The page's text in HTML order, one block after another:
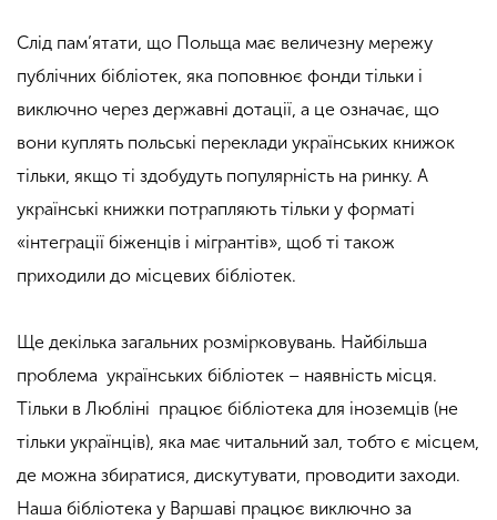
Слід пам’ятати, що Польща має величезну мережу
публічних бібліотек, яка поповнює фонди тільки і
виключно через державні дотації, а це означає, що
вони куплять польські переклади українських книжок
тільки, якщо ті здобудуть популярність на ринку. А
українські книжки потрапляють тільки у форматі
«інтеграції біженців і мігрантів», щоб ті також
приходили до місцевих бібліотек.
Ще декілька загальних розмірковувань. Найбільша
проблема українських бібліотек – наявність місця.
Тільки в Любліні працює бібліотека для іноземців (не
тільки українців), яка має читальний зал, тобто є місцем,
де можна збиратися, дискутувати, проводити заходи.
Наша бібліотека у Варшаві працює виключно за